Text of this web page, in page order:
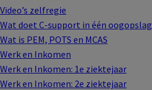
Video’s zelfregie
Wat doet C-support in één oogopslag
Wat is PEM, POTS en MCAS
Werk en Inkomen
Werk en Inkomen: 1e ziektejaar
Werk en Inkomen: 2e ziektejaar